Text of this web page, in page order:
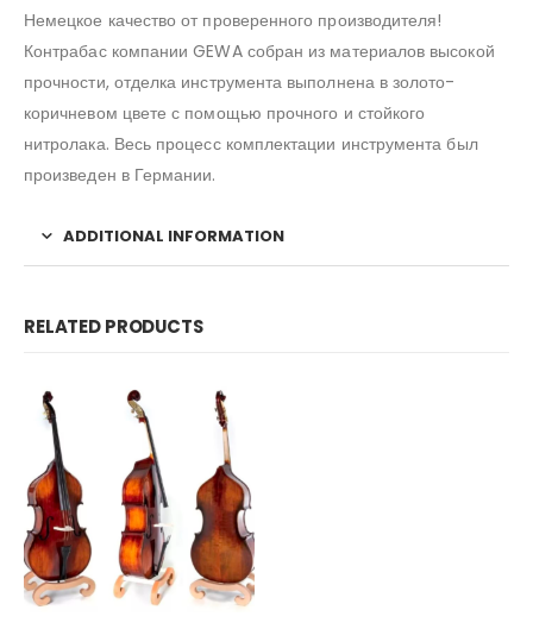
Немецкое качество от проверенного производителя!
Контрабас компании GEWA собран из материалов высокой
прочности, отделка инструмента выполнена в золото-
коричневом цвете с помощью прочного и стойкого
нитролака. Весь процесс комплектации инструмента был
произведен в Германии.
ADDITIONAL INFORMATION
RELATED PRODUCTS